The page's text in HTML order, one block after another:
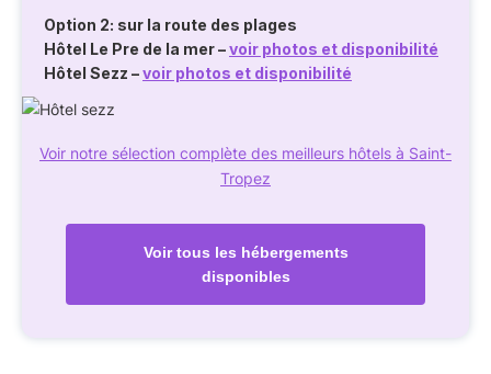
Option 2: sur la route des plages
Hôtel Le Pre de la mer–voir photos et disponibilité
Hôtel Sezz –voir photos et disponibilité
Voir notre sélection complète des meilleurs hôtels à Saint-
Tropez
Voir tous les hébergements
disponibles